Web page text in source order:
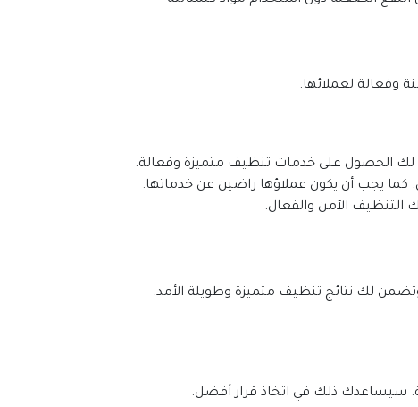
وفعالة لعملائها.
لك الحصول على خدمات تنظيف متميزة وفعالة.
كما يجب أن يكون عملاؤها راضين عن خدماتها.
التنظيف الآمن والفعال.
لك نتائج تنظيف متميزة وطويلة الأمد.
سيساعدك ذلك في اتخاذ قرار أفضل.